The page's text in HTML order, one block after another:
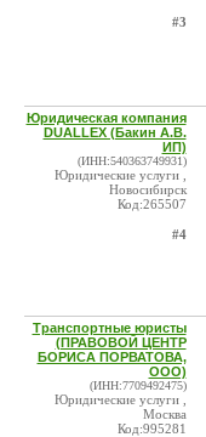
#3
Юридическая компания
DUALLEX (Бакин А.В.
ИП)
(ИНН:540363749931)
Юридические услуги ,
Новосибирск
Код:265507
#4
Транспортные юристы
(ПРАВОВОЙ ЦЕНТР
БОРИСА ПОРВАТОВА,
ООО)
(ИНН:7709492475)
Юридические услуги ,
Москва
Код:995281